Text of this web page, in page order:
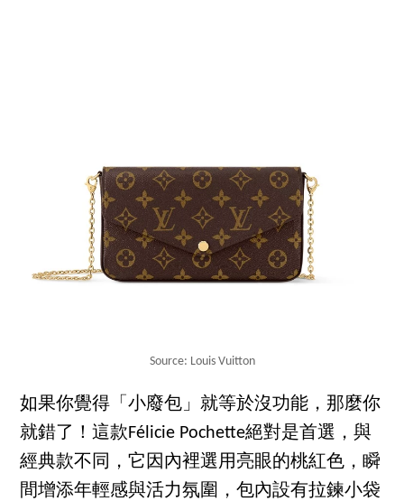
Source: Louis Vuitton
如果你覺得「小廢包」就等於沒功能，那麼你
就錯了！這款Félicie Pochette絕對是首選，與
經典款不同，它因內裡選用亮眼的桃紅色，瞬
間增添年輕感與活力氛圍，包內設有拉鍊小袋